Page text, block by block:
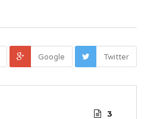
Twitter
Google
3